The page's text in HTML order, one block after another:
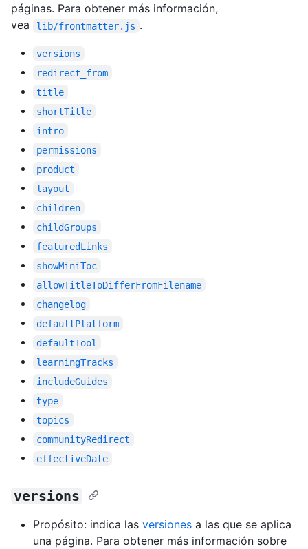
páginas. Para obtener más información,
vea
lib/frontmatter.js .
versions
redirect_from
title
shortTitle
intro
permissions
product
layout
children
childGroups
featuredLinks
showMiniToc
allowTitleToDifferFromFilename
changelog
defaultPlatform
defaultTool
learningTracks
includeGuides
type
topics
communityRedirect
effectiveDate
versions
Propósito: indica las versiones a las que se aplica
una página. Para obtener más información sobre